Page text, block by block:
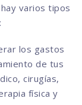
varios tipos
los gastos
de tus
cirugías,
física y